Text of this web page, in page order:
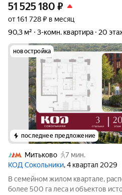
51 525 180 ₽
от 161 728 ₽ в месяц
90,3 м²
3-комн. квартира 20
новостройка
последнее предложение
Митьково
7 мин.
КОД Сокольники, 4 квартал 2029
В семейном жилом квартале,
более 500 га леса и объектов